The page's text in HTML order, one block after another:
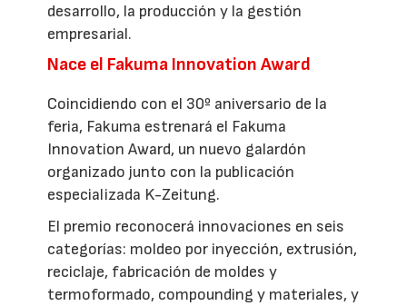
desarrollo, la producción y la gestión
empresarial.
Nace el Fakuma Innovation Award
Coincidiendo con el 30º aniversario de la
feria, Fakuma estrenará el Fakuma
Innovation Award, un nuevo galardón
organizado junto con la publicación
especializada K-Zeitung.
El premio reconocerá innovaciones en seis
categorías: moldeo por inyección, extrusión,
reciclaje, fabricación de moldes y
termoformado, compounding y materiales, y